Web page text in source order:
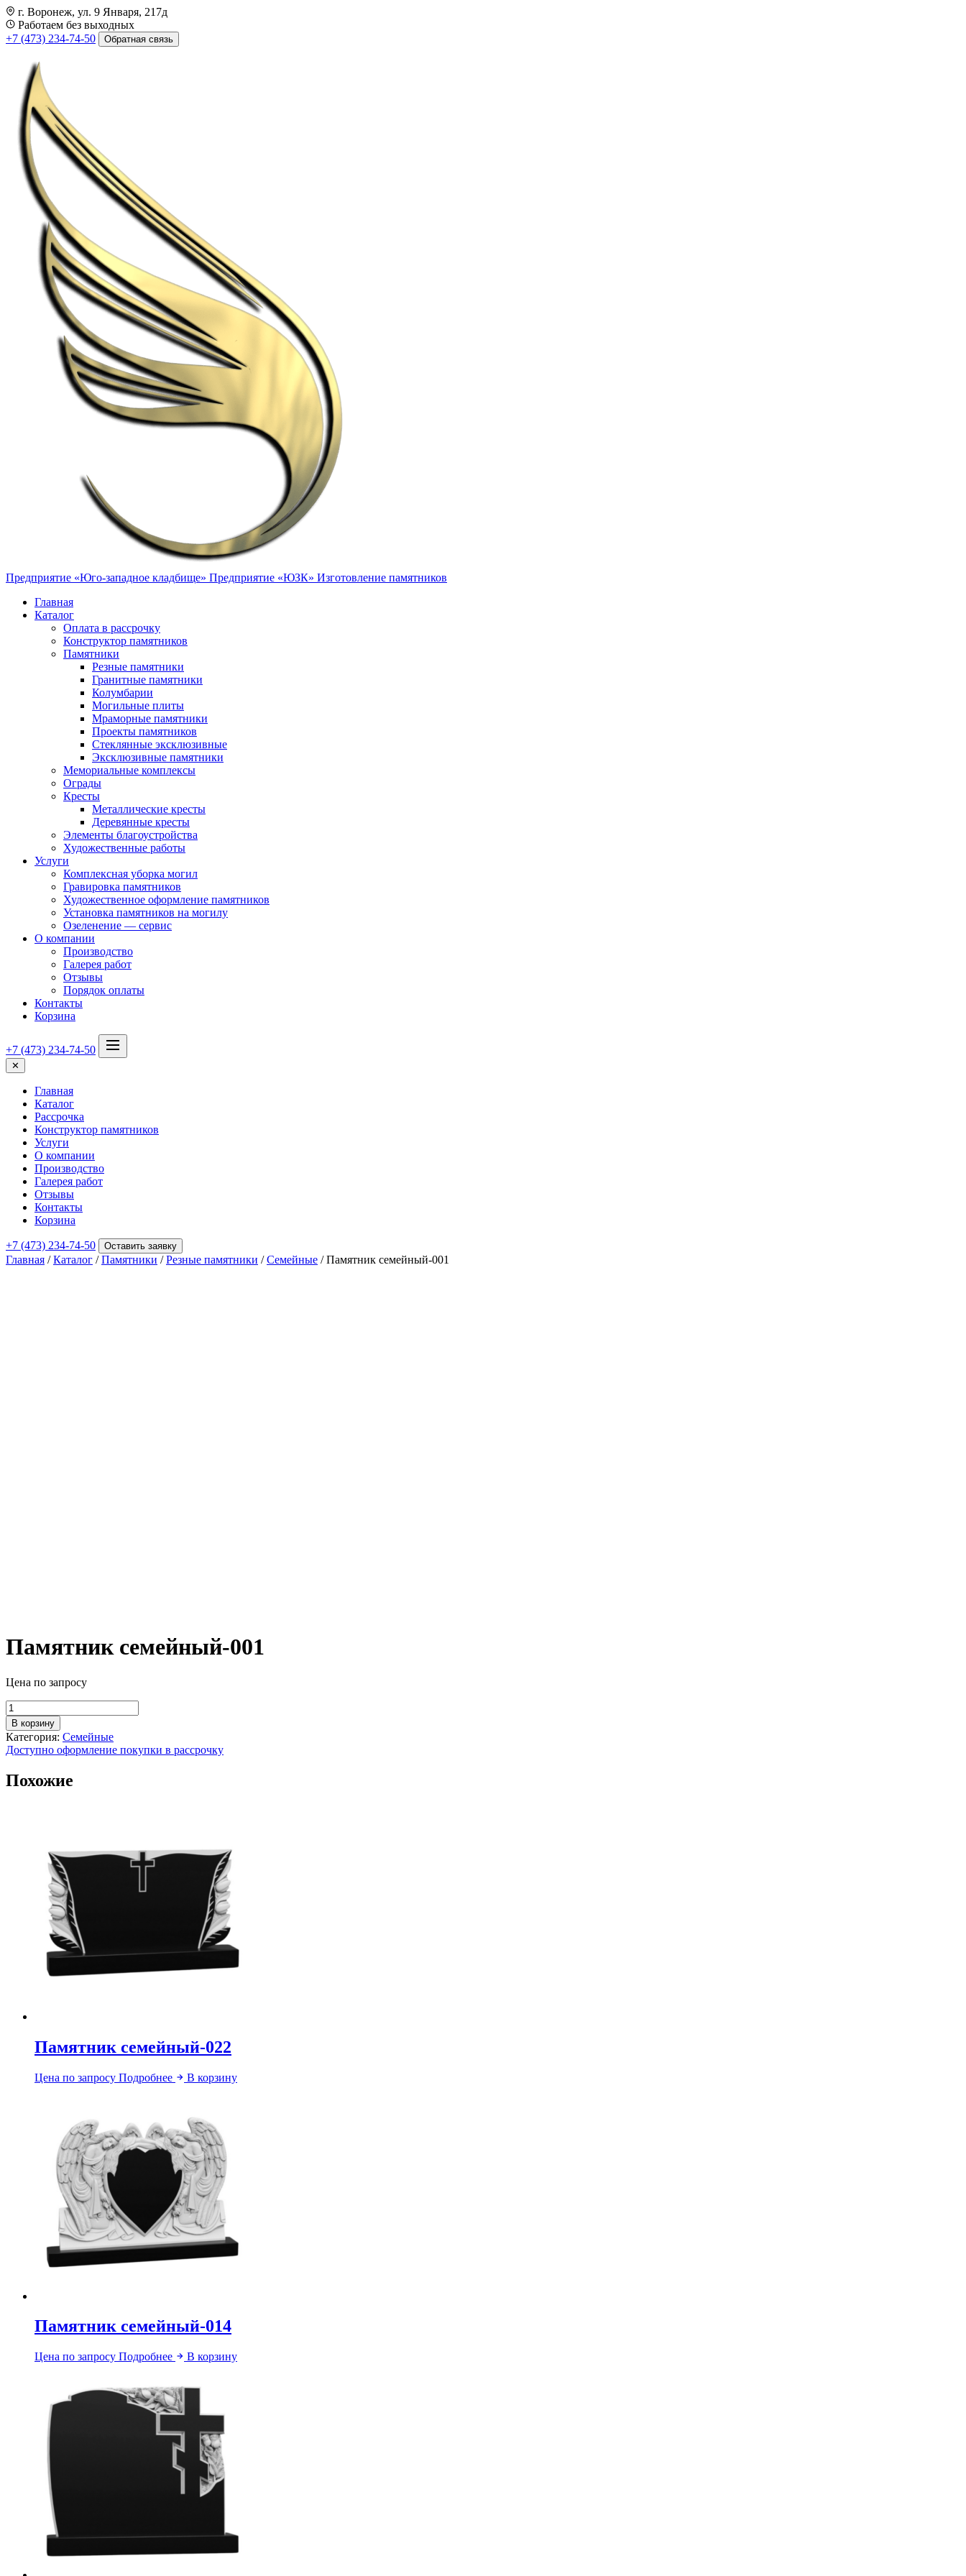
г. Воронеж, ул. 9 Января, 217д
Работаем без выходных
+7 (473) 234-74-50
Обратная связь
Предприятие «Юго-западное кладбище» Предприятие «ЮЗК» Изготовление памятников
Главная
Каталог
Оплата в рассрочку
Конструктор памятников
Памятники
Резные памятники
Гранитные памятники
Колумбарии
Могильные плиты
Мраморные памятники
Проекты памятников
Стеклянные эксклюзивные
Эксклюзивные памятники
Мемориальные комплексы
Ограды
Кресты
Металлические кресты
Деревянные кресты
Элементы благоустройства
Художественные работы
Услуги
Комплексная уборка могил
Гравировка памятников
Художественное оформление памятников
Установка памятников на могилу
Озеленение — сервис
О компании
Производство
Галерея работ
Отзывы
Порядок оплаты
Контакты
Корзина
+7 (473) 234-74-50
✕
Главная
Каталог
Рассрочка
Конструктор памятников
Услуги
О компании
Производство
Галерея работ
Отзывы
Контакты
Корзина
+7 (473) 234-74-50 Оставить заявку
Главная /Каталог /Памятники /Резные памятники /Семейные / Памятник семейный-001
Памятник семейный-001
Цена по запросу
Количество
товара
Памятник
семейный-001
В корзину
Категория: Семейные
Доступно оформление покупки в рассрочку
Похожие
Памятник семейный-022
Цена по запросу Подробнее В корзину
Памятник семейный-014
Цена по запросу Подробнее В корзину